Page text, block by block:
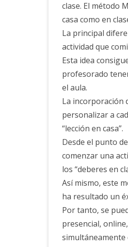
clase. El método
casa como en
La principal
actividad que
Esta idea
profesorado
el aula.
La incorporación
personalizar a
“lección en casa”.
Desde el punto
comenzar una
los “deberes en
Así mismo, este
ha resultado un
Por tanto, se
presencial,
simultáneamente